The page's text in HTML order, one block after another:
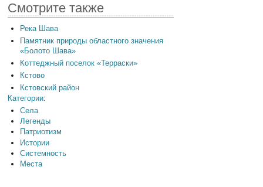
Смотрите также
Река Шава
Памятник природы областного значения
«Болото Шава»
Коттеджный поселок «Терраски»
Кстово
Кстовский район
Категории:
Села
Легенды
Патриотизм
Истории
Системность
Места